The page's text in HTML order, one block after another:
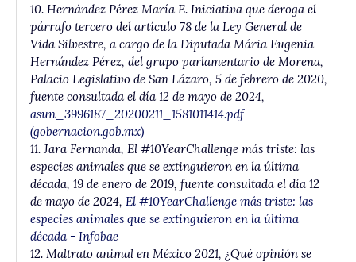
10. Hernández Pérez María E. Iniciativa que deroga el
párrafo tercero del artículo 78 de la Ley General de
Vida Silvestre, a cargo de la Diputada Mária Eugenia
Hernández Pérez, del grupo parlamentario de Morena,
Palacio Legislativo de San Lázaro, 5 de febrero de 2020,
fuente consultada el día 12 de mayo de 2024,
asun_3996187_20200211_1581011414.pdf
(gobernacion.gob.mx)
11. Jara Fernanda, El #10YearChallenge más triste: las
especies animales que se extinguieron en la última
década, 19 de enero de 2019, fuente consultada el día 12
de mayo de 2024, El #10YearChallenge más triste: las
especies animales que se extinguieron en la última
década - Infobae
12. Maltrato animal en México 2021, ¿Qué opinión se